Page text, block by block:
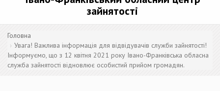
зайнятості
Головна
Увага! Важлива інформація для відвідувачів служби зайнятості!
Інформуємо, що з 12 квітня 2021 року Івано-Франківська обласна
служба зайнятості відновлює особистий прийом громадян.